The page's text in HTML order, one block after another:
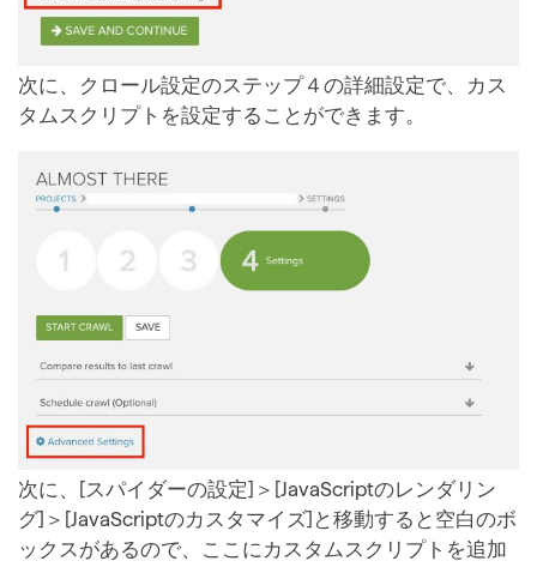
次に、クロール設定のステップ４の詳細設定で、カス
タムスクリプトを設定することができます。
次に、[スパイダーの設定]＞[JavaScriptのレンダリン
グ]＞[JavaScriptのカスタマイズ]と移動すると空白のボ
ックスがあるので、ここにカスタムスクリプトを追加